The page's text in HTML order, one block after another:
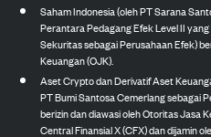
Saham Indonesia (oleh PT Sarana
Perantara Pedagang Efek Level II
Sekuritas sebagai Perusahaan Efek)
Keuangan (OJK).
Aset Crypto dan Derivatif Aset
PT Bumi Santosa Cemerlang sebagai
berizin dan diawasi oleh Otoritas Jasa
Central Finansial X (CFX) dan dijamin